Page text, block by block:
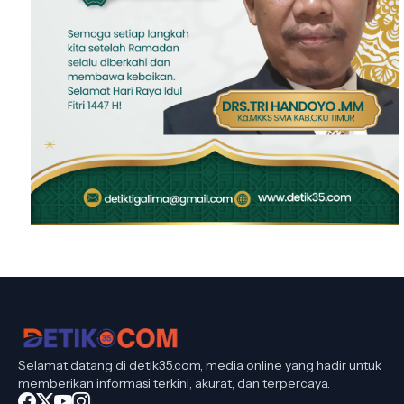
Selamat datang di detik35.com, media online yang hadir untuk
memberikan informasi terkini, akurat, dan terpercaya.